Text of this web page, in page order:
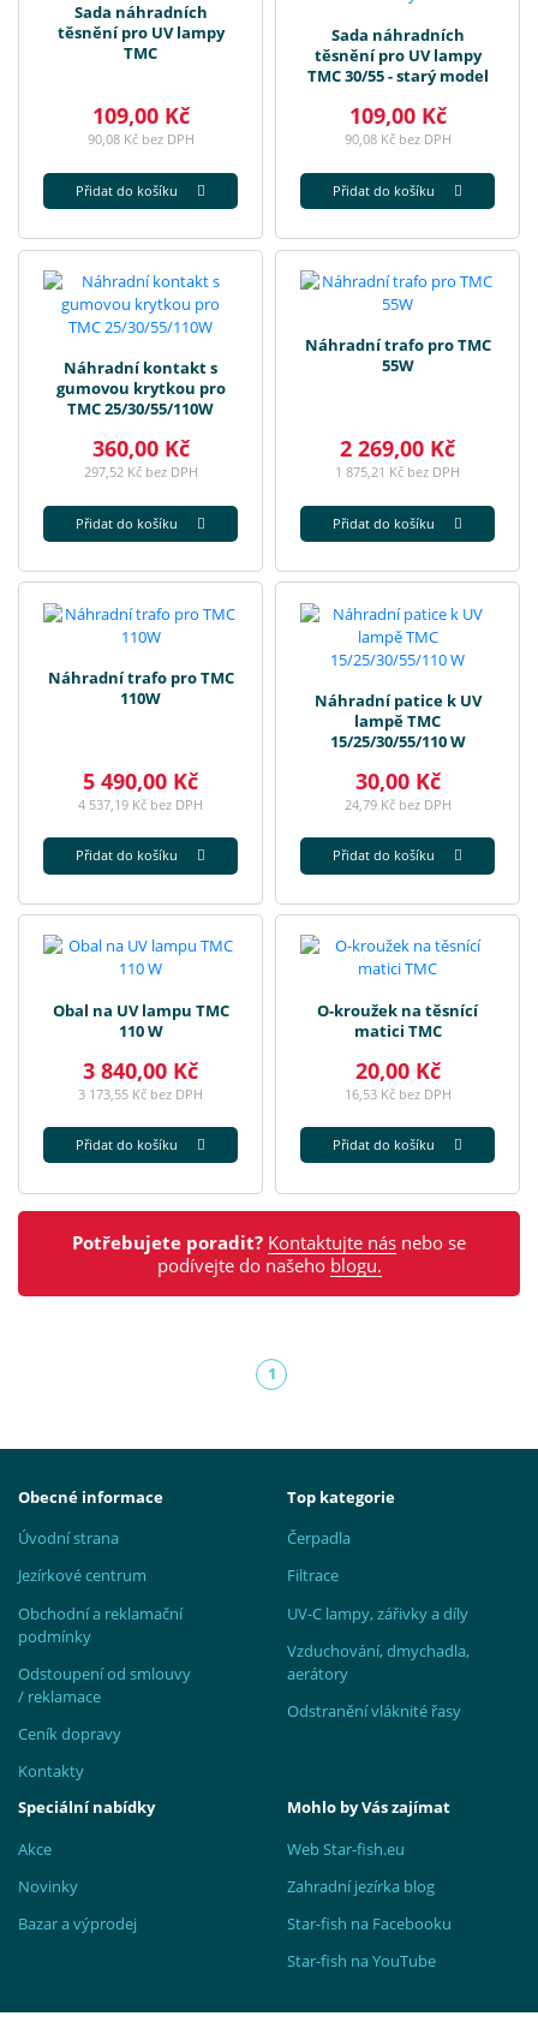
Sada náhradních
těsnění pro UV lampy
TMC
109,00 Kč
90,08 Kč bez DPH
Přidat do košíku
Sada náhradních
těsnění pro UV lampy
TMC 30/55 - starý model
109,00 Kč
90,08 Kč bez DPH
Přidat do košíku
Náhradní kontakt s
gumovou krytkou pro
TMC 25/30/55/110W
360,00 Kč
297,52 Kč bez DPH
Přidat do košíku
Náhradní trafo pro TMC
55W
2 269,00 Kč
1 875,21 Kč bez DPH
Přidat do košíku
Náhradní trafo pro TMC
110W
5 490,00 Kč
4 537,19 Kč bez DPH
Přidat do košíku
Náhradní patice k UV
lampě TMC
15/25/30/55/110 W
30,00 Kč
24,79 Kč bez DPH
Přidat do košíku
Obal na UV lampu TMC
110 W
3 840,00 Kč
3 173,55 Kč bez DPH
Přidat do košíku
O-kroužek na těsnící
matici TMC
20,00 Kč
16,53 Kč bez DPH
Přidat do košíku
Potřebujete poradit? Kontaktujte nás nebo se
podívejte do našeho blogu.
1(aktuální)
Obecné informace
Úvodní strana
Jezírkové centrum
Obchodní a reklamační
podmínky
Odstoupení od smlouvy
/ reklamace
Ceník dopravy
Kontakty
Top kategorie
Čerpadla
Filtrace
UV-C lampy, zářivky a díly
Vzduchování, dmychadla,
aerátory
Odstranění vláknité řasy
Speciální nabídky
Akce
Novinky
Bazar a výprodej
Mohlo by Vás zajímat
Web Star-fish.eu
Zahradní jezírka blog
Star-fish na Facebooku
Star-fish na YouTube